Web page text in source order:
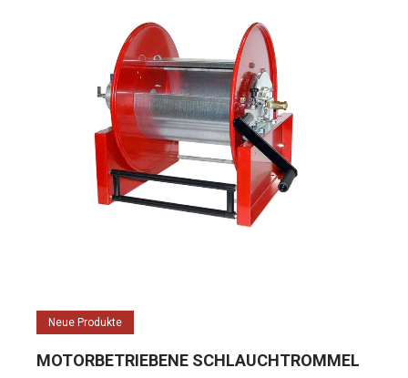
Neue Produkte
MOTORBETRIEBENE SCHLAUCHTROMMEL